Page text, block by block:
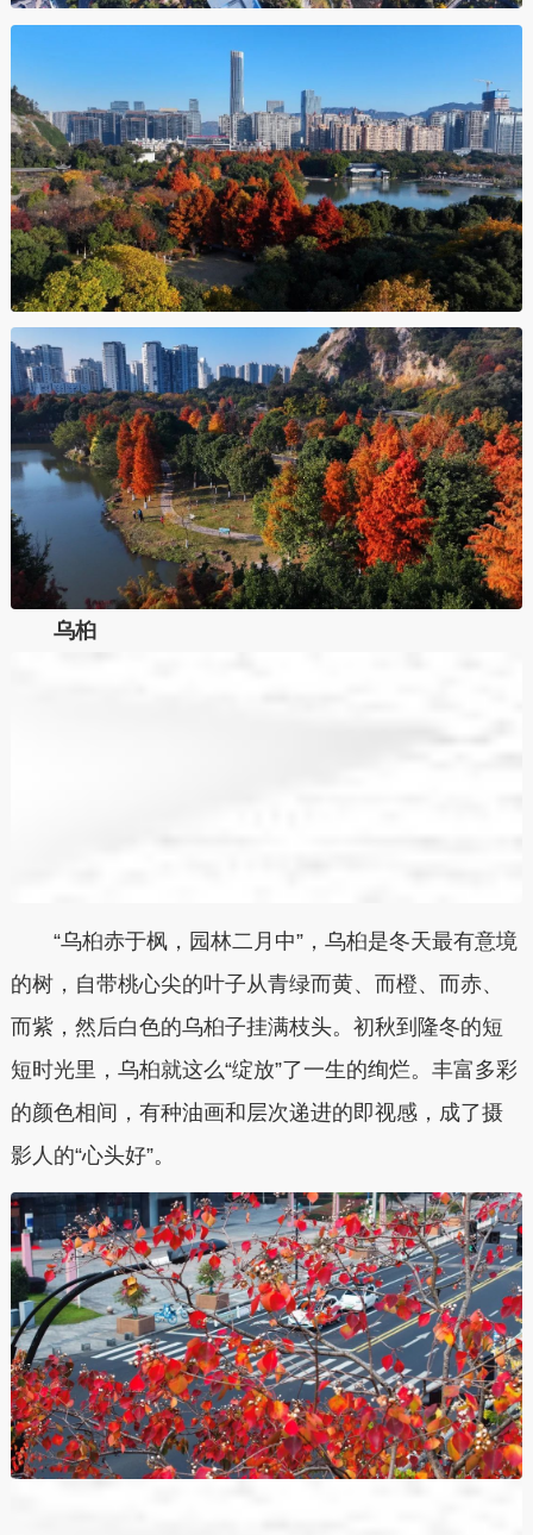
乌桕
“乌桕赤于枫，园林二月中”，乌桕是冬天最有意境
的树，自带桃心尖的叶子从青绿而黄、而橙、而赤、
而紫，然后白色的乌桕子挂满枝头。初秋到隆冬的短
短时光里，乌桕就这么“绽放”了一生的绚烂。丰富多彩
的颜色相间，有种油画和层次递进的即视感，成了摄
影人的“心头好”。